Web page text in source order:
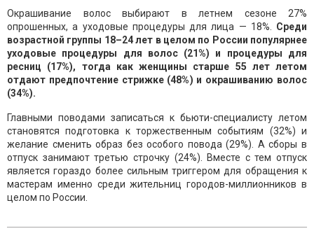
Окрашивание волос выбирают в летнем сезоне 27%
опрошенных, а уходовые процедуры для лица — 18%. Среди
возрастной группы 18–24 лет в целом по России популярнее
уходовые процедуры для волос (21%) и процедуры для
ресниц (17%), тогда как женщины старше 55 лет летом
отдают предпочтение стрижке (48%) и окрашиванию волос
(34%).
Главными поводами записаться к бьюти-специалисту летом
становятся подготовка к торжественным событиям (32%) и
желание сменить образ без особого повода (29%). А сборы в
отпуск занимают третью строчку (24%). Вместе с тем отпуск
является гораздо более сильным триггером для обращения к
мастерам именно среди жительниц городов-миллионников в
целом по России.